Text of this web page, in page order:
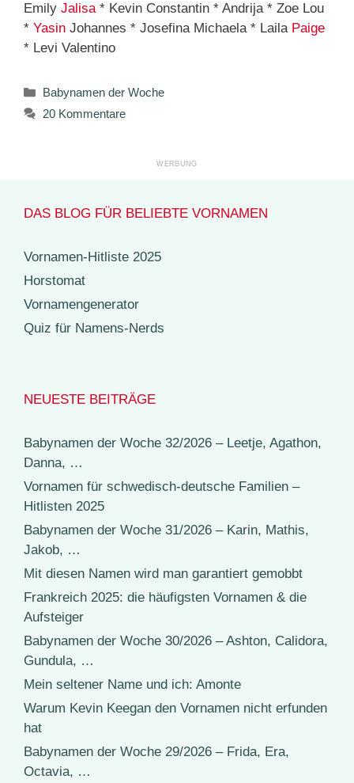
Emily Jalisa* Kevin Constantin * Andrija * Zoe Lou
* Yasin Johannes * Josefina Michaela * Laila Paige
* Levi Valentino
Kategorien
Babynamen der Woche
20 Kommentare
DAS BLOG FÜR BELIEBTE VORNAMEN
Vornamen-Hitliste 2025
Horstomat
Vornamengenerator
Quiz für Namens-Nerds
NEUESTE BEITRÄGE
Babynamen der Woche 32/2026 – Leetje, Agathon,
Danna, …
Vornamen für schwedisch-deutsche Familien –
Hitlisten 2025
Babynamen der Woche 31/2026 – Karin, Mathis,
Jakob, …
Mit diesen Namen wird man garantiert gemobbt
Frankreich 2025: die häufigsten Vornamen & die
Aufsteiger
Babynamen der Woche 30/2026 – Ashton, Calidora,
Gundula, …
Mein seltener Name und ich: Amonte
Warum Kevin Keegan den Vornamen nicht erfunden
hat
Babynamen der Woche 29/2026 – Frida, Era,
Octavia, …